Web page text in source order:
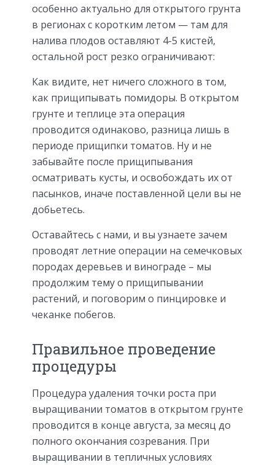
особенно актуально для открытого грунта
в регионах с коротким летом — там для
налива плодов оставляют 4-5 кистей,
остальной рост резко ограничивают:
Как видите, нет ничего сложного в том,
как прищипывать помидоры. В открытом
грунте и теплице эта операция
проводится одинаково, разница лишь в
периоде прищипки томатов. Ну и не
забывайте после прищипывания
осматривать кусты, и освобождать их от
пасынков, иначе поставленной цели вы не
добьетесь.
Оставайтесь с нами, и вы узнаете зачем
проводят летние операции на семечковых
породах деревьев и винограде – мы
продолжим тему о прищипывании
растений, и поговорим о пинцировке и
чеканке побегов.
Правильное проведение
процедуры
Процедура удаления точки роста при
выращивании томатов в открытом грунте
проводится в конце августа, за месяц до
полного окончания созревания. При
выращивании в тепличных условиях